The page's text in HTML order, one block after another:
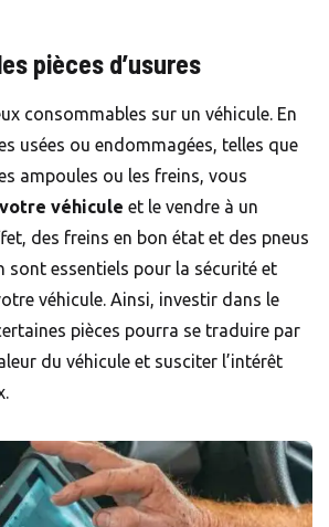
pièces d’usures
consommables sur un véhicule. En
usées ou endommagées, telles que
ampoules ou les freins, vous
véhicule et le vendre à un
des freins en bon état et des pneus
sont essentiels pour la sécurité et
véhicule. Ainsi, investir dans le
pièces pourra se traduire par
du véhicule et susciter l’intérêt